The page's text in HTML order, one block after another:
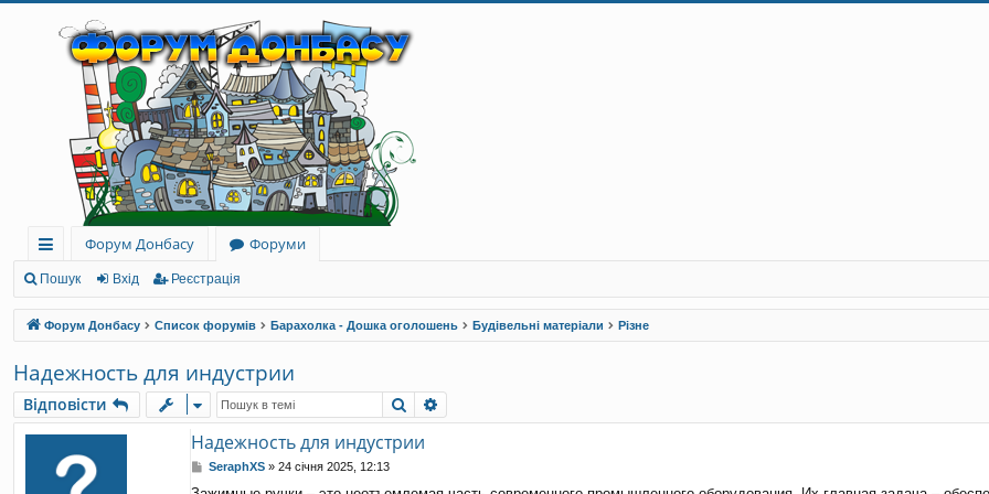
ви
дк
и
й
до
Форум Донбасу
Форуми
Пошук Вхід Реєстрація
Форум Донбасу Список форумів Барахолка - Дошка оголошень Будівельні матеріали Різне
Надежность для индустрии
Відповісти Пошук
Надежность для индустрии
ПSeraphXS» 24 січня 2025, 12:13